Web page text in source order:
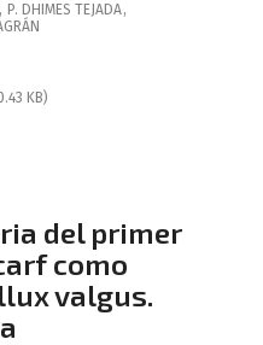
, P. DHIMES TEJADA,
KB)
del primer
como
valgus.